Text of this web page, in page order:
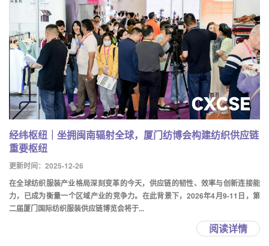
经纬枢纽｜坐拥闽南辐射全球，厦门纺博会构建纺织供应链
重要枢纽
更新时间：2025-12-26
在全球纺织服装产业格局深刻变革的今天，供应链的韧性、效率与创新连接能
力，已成为衡量一个区域产业的竞争力。在此背景下，2026年4月9-11日，第
二届厦门国际纺织服装供应链博览会将于...
阅读详情